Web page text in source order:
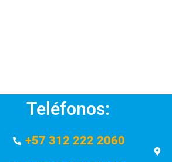
Teléfonos:
+57 312 222 2060